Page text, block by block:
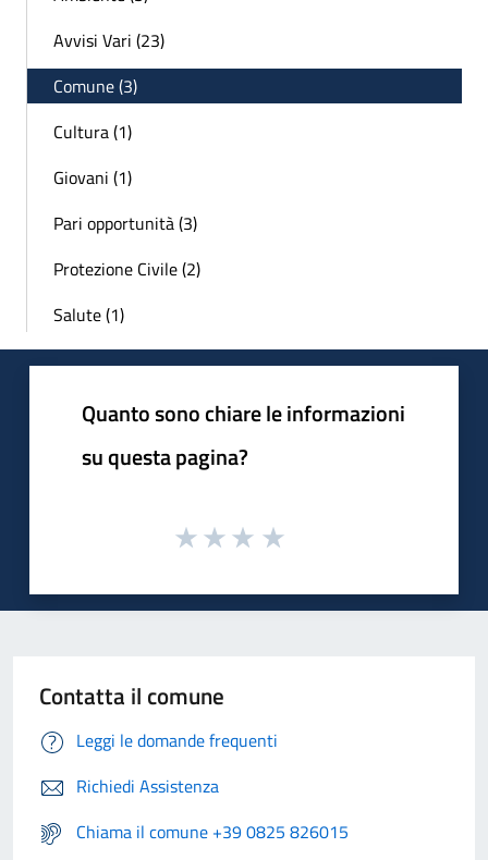
Avvisi Vari (23)
Comune (3)
Cultura (1)
Giovani (1)
Pari opportunità (3)
Protezione Civile (2)
Salute (1)
Quanto sono chiare le informazioni
su questa pagina?
Contatta il comune
Leggi le domande frequenti
Richiedi Assistenza
Chiama il comune +39 0825 826015